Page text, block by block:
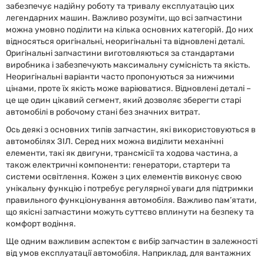
забезпечує надійну роботу та тривалу експлуатацію цих
легендарних машин. Важливо розуміти, що всі запчастини
можна умовно поділити на кілька основних категорій. До них
відносяться оригінальні, неоригінальні та відновлені деталі.
Оригінальні запчастини виготовляються за стандартами
виробника і забезпечують максимальну сумісність та якість.
Неоригінальні варіанти часто пропонуються за нижчими
цінами, проте їх якість може варіюватися. Відновлені деталі –
це ще один цікавий сегмент, який дозволяє зберегти старі
автомобілі в робочому стані без значних витрат.
Ось деякі з основних типів запчастин, які використовуються в
автомобілях ЗІЛ. Серед них можна виділити механічні
елементи, такі як двигуни, трансмісії та ходова частина, а
також електричні компоненти: генератори, стартери та
системи освітлення. Кожен з цих елементів виконує свою
унікальну функцію і потребує регулярної уваги для підтримки
правильного функціонування автомобіля. Важливо пам’ятати,
що якісні запчастини можуть суттєво вплинути на безпеку та
комфорт водіння.
Ще одним важливим аспектом є вибір запчастин в залежності
від умов експлуатації автомобіля. Наприклад, для вантажних